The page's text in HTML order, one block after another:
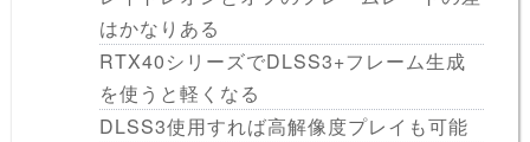
はかなりある
RTX40シリーズでDLSS3+フレーム生成
を使うと軽くなる
DLSS3使用すれば高解像度プレイも可能